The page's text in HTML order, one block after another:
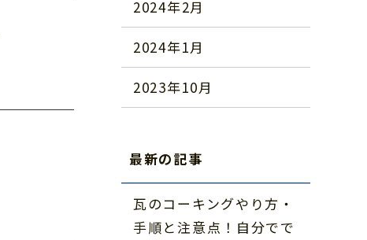
2024年2月
2024年1月
2023年10月
最新の記事
瓦のコーキングやり方・
手順と注意点！自分でで